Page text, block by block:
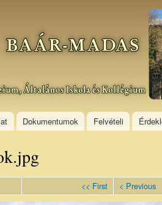
Dokumentumok Felvételi
<< First < Previous